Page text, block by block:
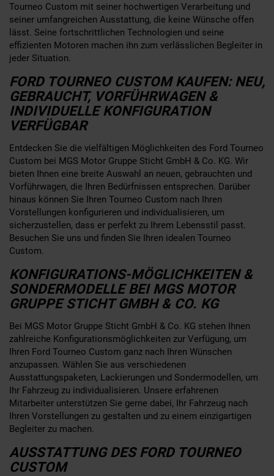
Tourneo Custom mit seiner hochwertigen Verarbeitung und
seiner umfangreichen Ausstattung, die keine Wünsche offen
lässt. Seine fortschrittlichen Technologien und seine
effizienten Motoren machen ihn zum verlässlichen Begleiter in
jeder Situation.
FORD TOURNEO CUSTOM KAUFEN: NEU,
GEBRAUCHT, VORFÜHRWAGEN &
INDIVIDUELLE KONFIGURATION
VERFÜGBAR
Entdecken Sie die vielfältigen Möglichkeiten des Ford Tourneo
Custom bei MGS Motor Gruppe Sticht GmbH & Co. KG. Wir
bieten Ihnen eine breite Auswahl an neuen, gebrauchten und
Vorführwagen, die Ihren Bedürfnissen entsprechen. Darüber
hinaus können Sie Ihren Tourneo Custom nach Ihren
Vorstellungen konfigurieren und individualisieren, um
sicherzustellen, dass er perfekt zu Ihrem Lebensstil passt.
Besuchen Sie uns und finden Sie Ihren idealen Tourneo
Custom.
KONFIGURATIONS-MÖGLICHKEITEN &
SONDERMODELLE BEI MGS MOTOR
GRUPPE STICHT GMBH & CO. KG
Bei MGS Motor Gruppe Sticht GmbH & Co. KG stehen Ihnen
zahlreiche Konfigurationsmöglichkeiten zur Verfügung, um
Ihren Ford Tourneo Custom ganz nach Ihren Wünschen
anzupassen. Wählen Sie aus verschiedenen
Ausstattungspaketen, Lackierungen und Sondermodellen, um
Ihr Fahrzeug zu individualisieren. Unsere erfahrenen
Mitarbeiter unterstützen Sie gerne dabei, Ihr Fahrzeug nach
Ihren Vorstellungen zu gestalten und zu einem einzigartigen
Begleiter zu machen.
AUSSTATTUNG DES FORD TOURNEO
CUSTOM